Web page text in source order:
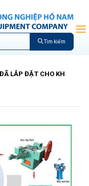
Tìm kiếm
LẮP ĐẶT CHO KH